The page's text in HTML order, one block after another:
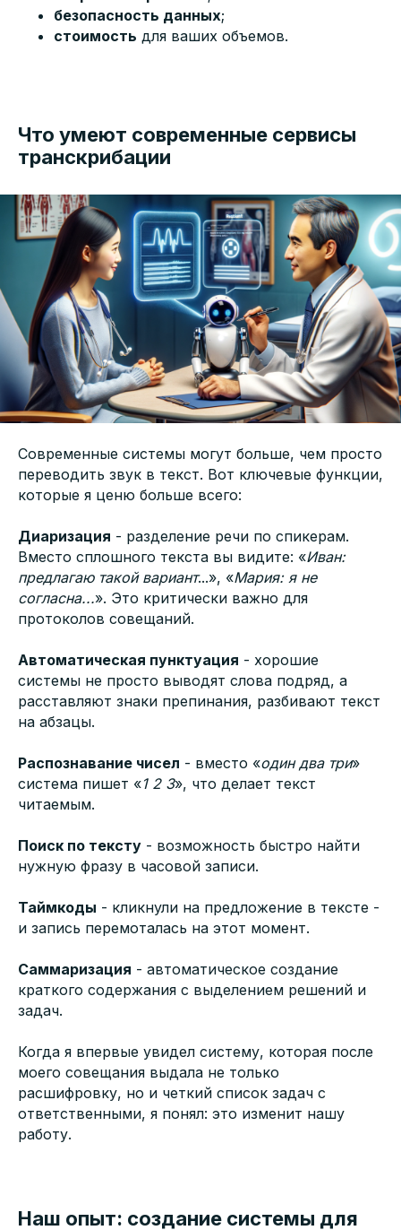
безопасность данных;
стоимость для ваших объемов.
Что умеют современные сервисы
транскрибации
Современные системы могут больше, чем просто
переводить звук в текст. Вот ключевые функции,
которые я ценю больше всего:
Диаризация - разделение речи по спикерам.
Вместо сплошного текста вы видите: «Иван:
предлагаю такой вариант...», «Мария: я не
согласна...». Это критически важно для
протоколов совещаний.
Автоматическая пунктуация - хорошие
системы не просто выводят слова подряд, а
расставляют знаки препинания, разбивают текст
на абзацы.
Распознавание чисел - вместо «один два три»
система пишет «1 2 3», что делает текст
читаемым.
Поиск по тексту - возможность быстро найти
нужную фразу в часовой записи.
Таймкоды - кликнули на предложение в тексте -
и запись перемоталась на этот момент.
Саммаризация - автоматическое создание
краткого содержания с выделением решений и
задач.
Когда я впервые увидел систему, которая после
моего совещания выдала не только
расшифровку, но и четкий список задач с
ответственными, я понял: это изменит нашу
работу.
Наш опыт: создание системы для